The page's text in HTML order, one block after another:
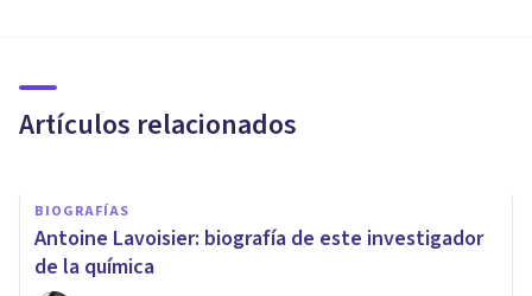
Artículos relacionados
este físico británico
Oscar Castillero Mimenza
BIOGRAFÍAS
Antoine Lavoisier: biografía de este investigador
de la química